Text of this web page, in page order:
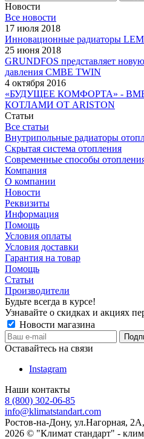
Новости
Все новости
17 июля 2018
Инновационные радиаторы
25 июня 2018
GRUNDFOS представляет
давления CMBE TWIN
4 октября 2016
«БУДУЩЕЕ КОМФОРТА» -
КОТЛАМИ ОТ ARISTON
Статьи
Все статьи
Внутрипольные радиаторы
Скрытая система отопления
Современные способы
Компания
О компании
Новости
Реквизиты
Информация
Помощь
Условия оплаты
Условия доставки
Гарантия на товар
Помощь
Статьи
Производители
Будьте всегда в курсе!
Узнавайте о скидках и акциях
Новости магазина
Оставайтесь на связи
Instagram
Наши контакты
8 (800) 302-06-85
info@klimatstandart.com
Ростов-на-Дону, ул.Нагорная,
2026 © "Климат стандарт" -